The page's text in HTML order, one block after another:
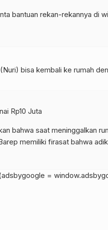
bantuan rekan-rekannya di
bisa kembali ke rumah
Rp10 Juta
bahwa saat meninggalkan
memiliki firasat bahwa
=